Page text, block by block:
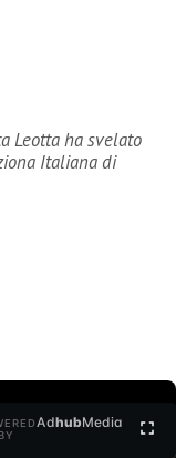
Leotta ha svelato
Italiana di
BY
AdhubMedia